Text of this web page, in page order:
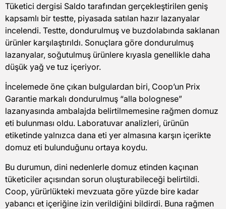
Tüketici dergisi Saldo tarafından gerçekleştirilen geniş
kapsamlı bir testte, piyasada satılan hazır lazanyalar
incelendi. Testte, dondurulmuş ve buzdolabında saklanan
ürünler karşılaştırıldı. Sonuçlara göre dondurulmuş
lazanyalar, soğutulmuş ürünlere kıyasla genellikle daha
düşük yağ ve tuz içeriyor.
İncelemede öne çıkan bulgulardan biri, Coop’un Prix
Garantie markalı dondurulmuş “alla bolognese”
lazanyasında ambalajda belirtilmemesine rağmen domuz
eti bulunması oldu. Laboratuvar analizleri, ürünün
etiketinde yalnızca dana eti yer almasına karşın içerikte
domuz eti bulunduğunu ortaya koydu.
Bu durumun, dini nedenlerle domuz etinden kaçınan
tüketiciler açısından sorun oluşturabileceği belirtildi.
Coop, yürürlükteki mevzuata göre yüzde bire kadar
yabancı et içeriğine izin verildiğini bildirdi. Buna rağmen